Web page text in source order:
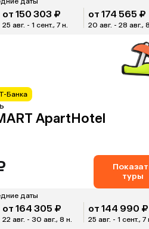
от 150 303 ₽
25 авг. - 1 сент., 7 н.
от 174 565 ₽
20 авг. - 28 авг.,
Банка
ApartHotel
туры
даты
от 164 305 ₽
22 авг. - 30 авг., 8 н.
от 144 990 ₽
25 авг. - 1 сент., 7